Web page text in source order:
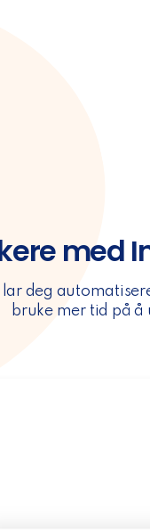
med
deg
bruke mer tid på